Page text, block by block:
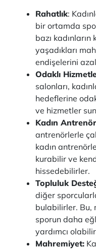
Rahatlık:
bir ortamda
bazı
yaşadıkları
endişelerini
Odaklı
salonları,
hedeflerine
ve hizmetler
Kadın
antrenörlerle
kadın
kurabilir ve
hissedebilirler.
Topluluk
diğer
bulabilirler. Bu,
sporun daha
yardımcı
Mahremiyet: